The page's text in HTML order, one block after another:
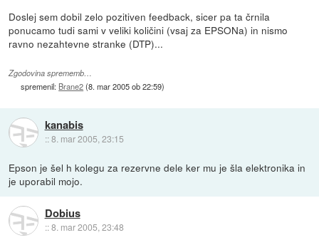
Doslej sem dobil zelo pozitiven feedback, sicer pa ta črnila
ponucamo tudi sami v veliki količini (vsaj za EPSONa) in nismo
ravno nezahtevne stranke (DTP)...
Zgodovina sprememb…
spremenil: Brane2(8. mar 2005 ob 22:59)
kanabis
::8. mar 2005, 23:15
Epson je šel h kolegu za rezervne dele ker mu je šla elektronika in
je uporabil mojo.
Dobius
::8. mar 2005, 23:48